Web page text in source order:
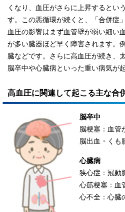
くなり、血圧がさらに上昇するとい
す。この悪循環が続くと、「合併症
血圧の影響はまず血管壁が弱い細い
が多い臓器ほど早く障害されます。
臓などです。さらに高血圧が続き、
脳卒中や心臓病といった重い病気が
高血圧に関連して起こる主な合
脳卒中
脳梗塞：血管
脳出血・くも
心臓病
狭心症：冠動
心筋梗塞：血
心不全：心臓